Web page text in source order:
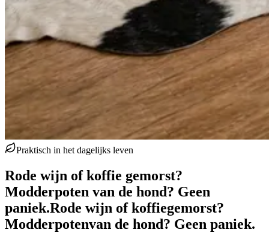
Praktisch in het dagelijks leven
Rode wijn of koffie gemorst?
Modderpoten van de hond? Geen
paniek.Rode wijn of koffiegemorst?
Modderpotenvan de hond? Geen paniek.